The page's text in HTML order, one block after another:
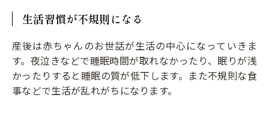
生活習慣が不規則になる
産後は赤ちゃんのお世話が生活の中心になっていきま
す。夜泣きなどで睡眠時間が取れなかったり、眠りが浅
かったりすると睡眠の質が低下します。また不規則な食
事などで生活が乱れがちになります。